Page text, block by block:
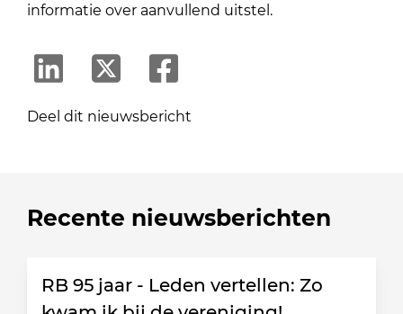
informatie over aanvullend uitstel.
Deel dit nieuwsbericht
Recente nieuwsberichten
RB 95 jaar - Leden vertellen: Zo